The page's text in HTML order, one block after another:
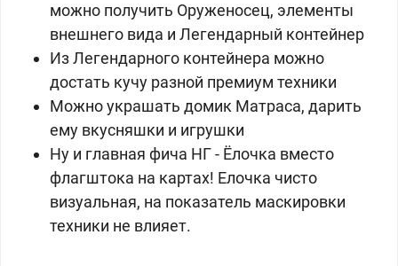
можно получить Оруженосец, элементы
внешнего вида и Легендарный контейнер
Из Легендарного контейнера можно
достать кучу разной премиум техники
Можно украшать домик Матраса, дарить
ему вкусняшки и игрушки
Ну и главная фича НГ - Ёлочка вместо
флагштока на картах! Елочка чисто
визуальная, на показатель маскировки
техники не влияет.